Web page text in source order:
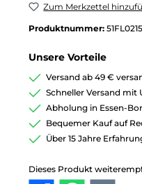
Zum Merkzettel
Produktnummer: 51FL0215
Unsere Vorteile
Versand ab 49 €
Schneller Versand mit
Abholung in Essen-
Bequemer Kauf auf
Über 15 Jahre
Dieses Produkt